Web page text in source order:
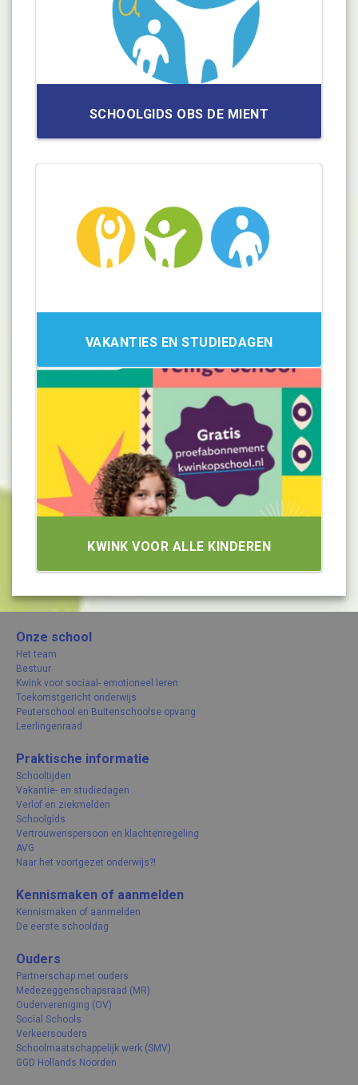
SCHOOLGIDS OBS DE MIENT
VAKANTIES EN STUDIEDAGEN
KWINK VOOR ALLE KINDEREN
Onze school
Het team
Bestuur
Kwink voor sociaal- emotioneel leren
Toekomstgericht onderwijs
Peuterschool en Buitenschoolse opvang
Leerlingenraad
Praktische informatie
Schooltijden
Vakantie- en studiedagen
Verlof en ziekmelden
Schoolgids
Vertrouwenspersoon en klachtenregeling
AVG
Naar het voortgezet onderwijs?!
Kennismaken of aanmelden
Kennismaken of aanmelden
De eerste schooldag
Ouders
Partnerschap met ouders
Medezeggenschapsraad (MR)
Oudervereniging (OV)
Social Schools
Verkeersouders
Schoolmaatschappelijk werk (SMV)
GGD Hollands Noorden